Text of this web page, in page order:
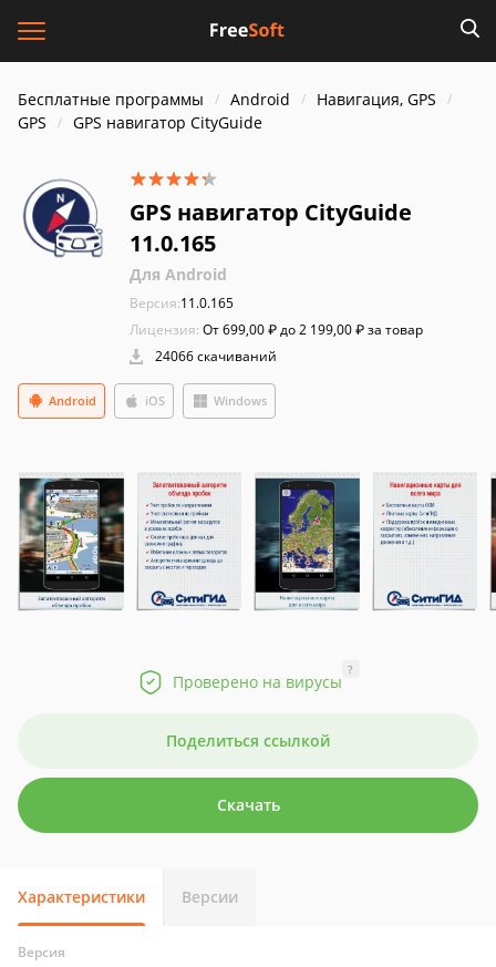
Бесплатные программы Android
Навигация, GPS
GPS
GPS навигатор CityGuide
GPS навигатор CityGuide
11.0.165
Для Android
Версия:11.0.165
Лицензия: От 699,00 ₽ до 2 199,00 ₽ за товар
24066 скачиваний
Android iOS Windows
Проверено на вирусы
?
Поделиться ссылкой
Скачать
Характеристики Версии
Версия